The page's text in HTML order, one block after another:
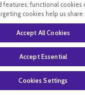
01 79
sous
features; functional cookies
cookies help us
Accept All Cookies
Accept Essential
Cookies Settings